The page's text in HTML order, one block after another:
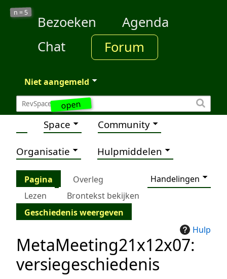
open
n = 5
Bezoeken
Agenda
Chat
Forum
Niet aangemeld
Space Community
Organisatie Hulpmiddelen
Pagina Overleg
Handelingen
Lezen
Brontekst bekijken
Geschiedenis weergeven
Hulp
MetaMeeting21x12x07:
versiegeschiedenis